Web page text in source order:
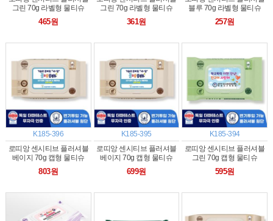
그린 70g 라벨형 물티슈
(20매)
465원
그린 70g 라벨형 물티슈
(15매)
361원
블루 70g 라벨형 물티슈
(10매)
257원
K185-396
로띠앙 센시티브 플러셔블
베이지 70g 캡형 물티슈
(30매)
803원
K185-395
로띠앙 센시티브 플러셔블
베이지 70g 캡형 물티슈
(25매)
699원
K185-394
로띠앙 센시티브 플러셔블
그린 70g 캡형 물티슈
(20매)
595원